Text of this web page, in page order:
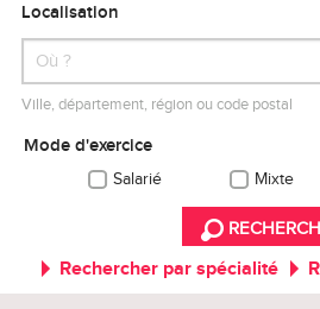
Localisation
Ville, département, région ou code postal
Mode d'exercice
Salarié Mixte
Rechercher par spécialité